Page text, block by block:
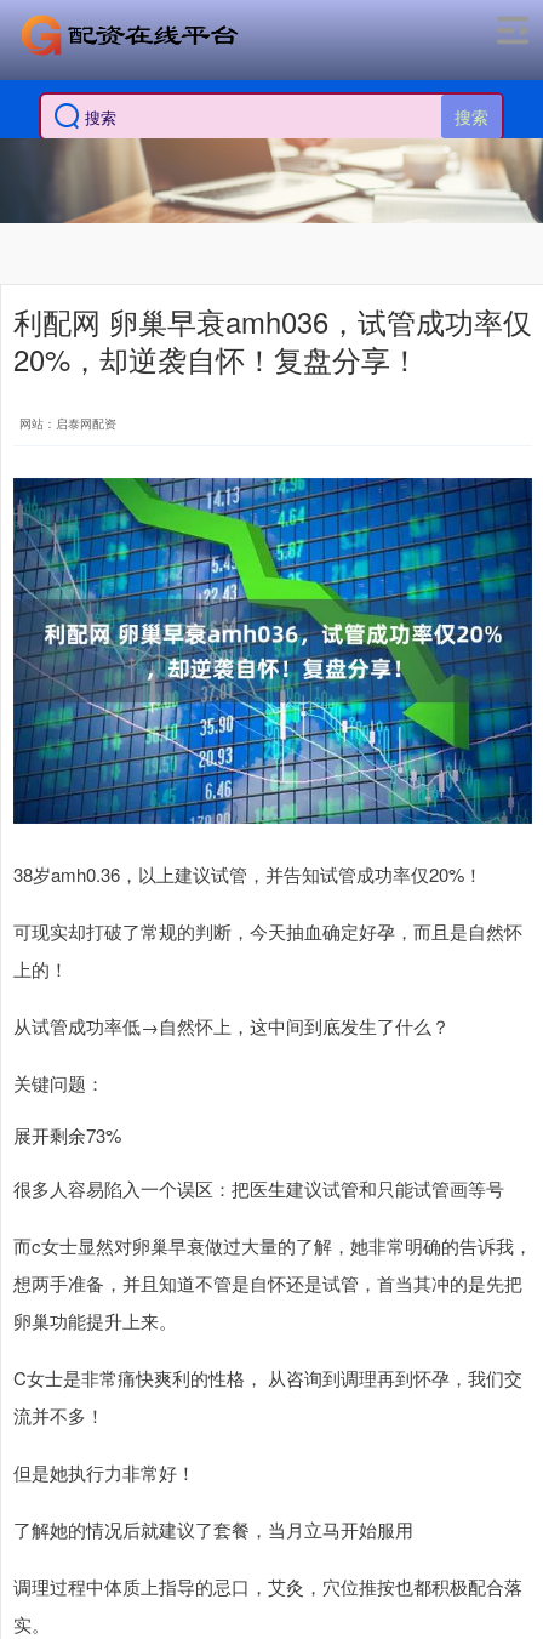
搜索
利配网 卵巢早衰amh036，试管成功率仅
20%，却逆袭自怀！复盘分享！
网站：启泰网配资
38岁amh0.36，以上建议试管，并告知试管成功率仅20%！
可现实却打破了常规的判断，今天抽血确定好孕，而且是自然怀
上的！
从试管成功率低→自然怀上，这中间到底发生了什么？
关键问题：
展开剩余73%
很多人容易陷入一个误区：把医生建议试管和只能试管画等号
而c女士显然对卵巢早衰做过大量的了解，她非常明确的告诉我，
想两手准备，并且知道不管是自怀还是试管，首当其冲的是先把
卵巢功能提升上来。
C女士是非常痛快爽利的性格， 从咨询到调理再到怀孕，我们交
流并不多！
但是她执行力非常好！
了解她的情况后就建议了套餐，当月立马开始服用
调理过程中体质上指导的忌口，艾灸，穴位推按也都积极配合落
实。